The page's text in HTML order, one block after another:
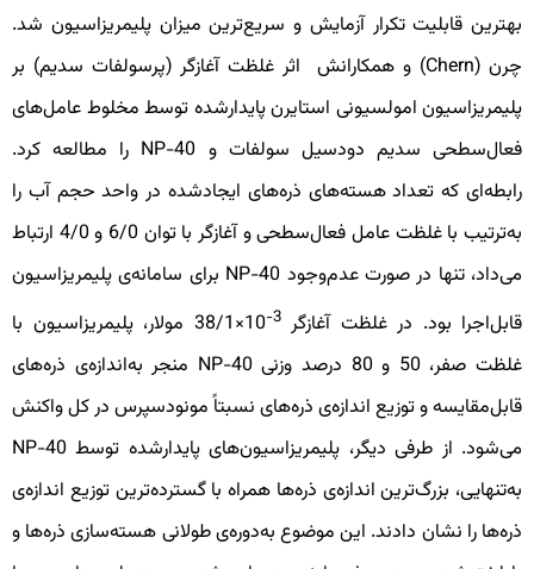
بهترین قابلیت تکرار آزمایش و سریع‌ترین میزان پلیمریزاسیون شد.
چرن (Chern) و همکارانش اثر غلظت آغازگر (پرسولفات سدیم) بر
پلیمریزاسیون امولسیونی استایرن پایدارشده توسط مخلوط عامل‌های
فعال‌سطحی سدیم دودسیل سولفات و NP-40 را مطالعه كرد.
رابطه‌ای که تعداد هسته‌های ذره‌های ایجادشده در واحد حجم آب را
به‌ترتیب با غلظت عامل فعال‌سطحی و آغازگر با توان 6/0 و 4/0 ارتباط
می‌داد، تنها در صورت عدم‌وجود NP-40 برای سامانه‌ی پلیمریزاسیون
قابل‌اجرا بود. در غلظت آغازگر
10×38/1 مولار، پلیمریزاسیون با
غلظت صفر، 50 و 80 درصد وزنی NP-40 منجر به‌اندازه‌ی ذره‌های
قابل‌مقایسه و توزیع اندازه‌ی ذره‌های نسبتاً مونودسپرس در کل واکنش
می‌شود. از طرفی دیگر، پلیمریزاسیون‌های پایدارشده توسط NP-40
به‌تنهایی، بزرگ‌ترین اندازه‌ی ذره‌ها همراه با گسترده‌ترین توزیع اندازه‌ی
ذره‌ها را نشان دادند. این موضوع به‌دوره‌ی طولانی هسته‌سازی ذره‌ها و